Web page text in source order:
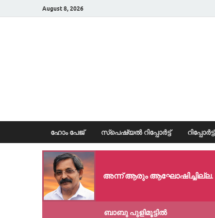
August 8, 2026
ഹോം പേജ് സ്പെഷ്യൽ റിപ്പോര്‍ട്ട് റിപ്പോര്‍ട്ട്
അന്ന് ആരും ആഘോഷിച്ചില്ല.
ബാബു പുളിമൂട്ടിൽ